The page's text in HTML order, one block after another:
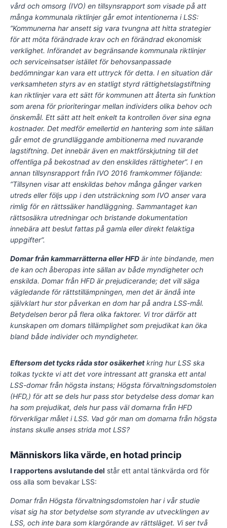
vård och omsorg (IVO) en tillsynsrapport som visade på att
många kommunala riktlinjer går emot intentionerna i LSS:
”Kommunerna har ansett sig vara tvungna att hitta strategier
för att möta förändrade krav och en förändrad ekonomisk
verklighet. Införandet av begränsande kommunala riktlinjer
och serviceinsatser istället för behovsanpassade
bedömningar kan vara ett uttryck för detta. I en situation där
verksamheten styrs av en statligt styrd rättighetslagstiftning
kan riktlinjer vara ett sätt för kommunen att återta sin funktion
som arena för prioriteringar mellan individers olika behov och
önskemål. Ett sätt att helt enkelt ta kontrollen över sina egna
kostnader. Det medför emellertid en hantering som inte sällan
går emot de grundläggande ambitionerna med nuvarande
lagstiftning. Det innebär även en maktförskjutning till det
offentliga på bekostnad av den enskildes rättigheter”. I en
annan tillsynsrapport från IVO 2016 framkommer följande:
”Tillsynen visar att enskildas behov många gånger varken
utreds eller följs upp i den utsträckning som IVO anser vara
rimlig för en rättssäker handläggning. Sammantaget kan
rättsosäkra utredningar och bristande dokumentation
innebära att beslut fattas på gamla eller direkt felaktiga
uppgifter”.
Domar från kammarrätterna eller HFD är inte bindande, men
de kan och åberopas inte sällan av både myndigheter och
enskilda. Domar från HFD är prejudicerande; det vill säga
vägledande för rättstillämpningen, men det är ändå inte
självklart hur stor påverkan en dom har på andra LSS-mål.
Betydelsen beror på flera olika faktorer. Vi tror därför att
kunskapen om domars tillämplighet som prejudikat kan öka
bland både individer och myndigheter.
Eftersom det tycks råda stor osäkerhetkring hur LSS ska
tolkas tyckte vi att det vore intressant att granska ett antal
LSS-domar från högsta instans; Högsta förvaltningsdomstolen
(HFD,) för att se dels hur pass stor betydelse dess domar kan
ha som prejudikat, dels hur pass väl domarna från HFD
förverkligar målet i LSS. Vad gör man om domarna från högsta
instans skulle anses strida mot LSS?
Människors lika värde, en hotad princip
I rapportens avslutande del står ett antal tänkvärda ord för
oss alla som bevakar LSS:
Domar från Högsta förvaltningsdomstolen har i vår studie
visat sig ha stor betydelse som styrande av utvecklingen av
LSS, och inte bara som klargörande av rättsläget. Vi ser två